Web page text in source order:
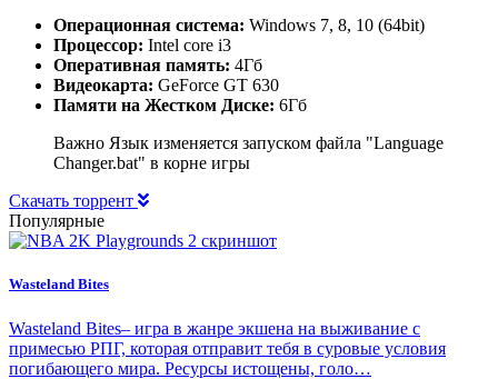
Операционная система: Windows 7, 8, 10 (64bit)
Процессор: Intel core i3
Оперативная память: 4Гб
Видеокарта: GeForce GT 630
Памяти на Жестком Диске: 6Гб
Важно Язык изменяется запуском файла "Language
Changer.bat" в корне игры
Скачать торрент
Популярные
Wasteland Bites
Wasteland Bites– игра в жанре экшена на выживание с
примесью РПГ, которая отправит тебя в суровые условия
погибающего мира. Ресурсы истощены, голо…